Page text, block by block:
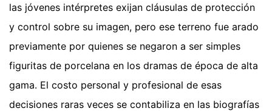
las jóvenes intérpretes exijan cláusulas de protección
y control sobre su imagen, pero ese terreno fue arado
previamente por quienes se negaron a ser simples
figuritas de porcelana en los dramas de época de alta
gama. El costo personal y profesional de esas
decisiones raras veces se contabiliza en las biografías